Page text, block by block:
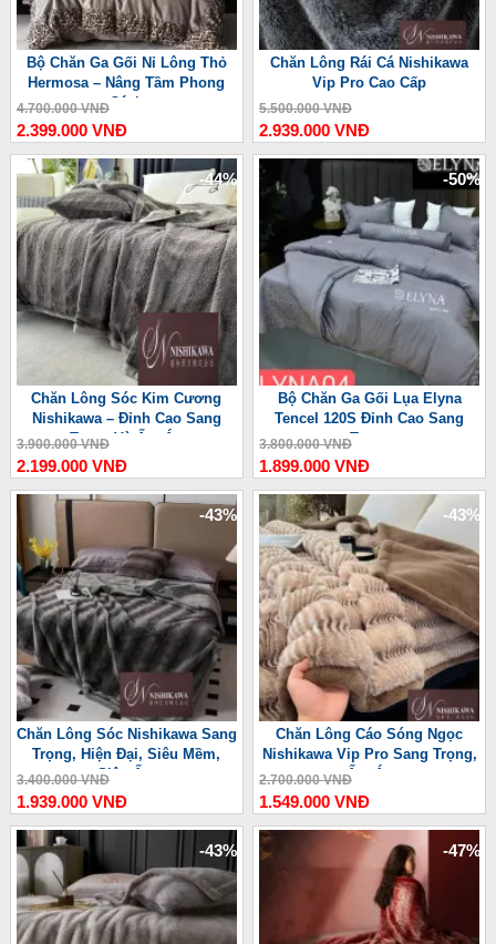
Bộ Chăn Ga Gối Nỉ Lông Thỏ
Hermosa – Nâng Tầm Phong
Cách
4.700.000 VNĐ
2.399.000 VNĐ
Chăn Lông Rái Cá Nishikawa
Vip Pro Cao Cấp
5.500.000 VNĐ
2.939.000 VNĐ
-44%
Chăn Lông Sóc Kim Cương
Nishikawa – Đỉnh Cao Sang
Trọng Và Ấm Áp
3.900.000 VNĐ
2.199.000 VNĐ
-50%
Bộ Chăn Ga Gối Lụa Elyna
Tencel 120S Đỉnh Cao Sang
Trọng
3.800.000 VNĐ
1.899.000 VNĐ
-43%
Chăn Lông Sóc Nishikawa Sang
Trọng, Hiện Đại, Siêu Mềm,
Siêu Ấm
3.400.000 VNĐ
1.939.000 VNĐ
-43%
Chăn Lông Cáo Sóng Ngọc
Nishikawa Vip Pro Sang Trọng,
Ấm Áp
2.700.000 VNĐ
1.549.000 VNĐ
-43% -47%